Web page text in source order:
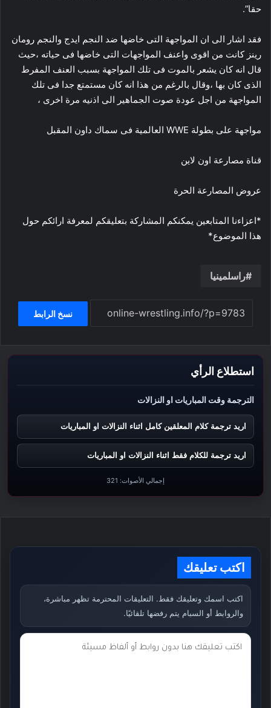
حقا”.
فقد اشار الى ان المواجهة التى خاضها ضد النجم ايدج والنجم رومان
رينز كانت من اقوى واعنف المواجهات التى خاضها فى حياته ،حيث
قال انه كان يشعر بالموت فى تلك المواجهة بسبب العنف المفرط
الذى كان بها ،وقال بالرغم من هذا انه كان مستمتع جدا فى تلك
المواجهة من اجل عودة صوت الجماهير الى اذنيه مرة اخرى ،
مواجهة على بطولة WWE العالمية فى سماك داون المقبل
قناة مصارعة اون لاين
عروض المصارعة الحرة
*اعزاءنا المتابعين يمكنكم المشاركة بتعليقكم لمعرفة ارائكم حول
هذا الموضوع*
راسلمينيا
نسخ الرابط
استطلاع الرأي
الترجمة وقت المباريات او النزالات
اريد ترجمة كلام المعلقين كامل اثناء النزالات او المباريات
اريد ترجمة للكلام فقط اثناء النزالات او المباريات
إجمالي الأصوات: 321
اكتب تعليقك
اكتب اسمك وتعليقك فقط. التعليقات المحترمة تظهر مباشرة،
والروابط أو السبام يتم رفضها تلقائيًا.
ت